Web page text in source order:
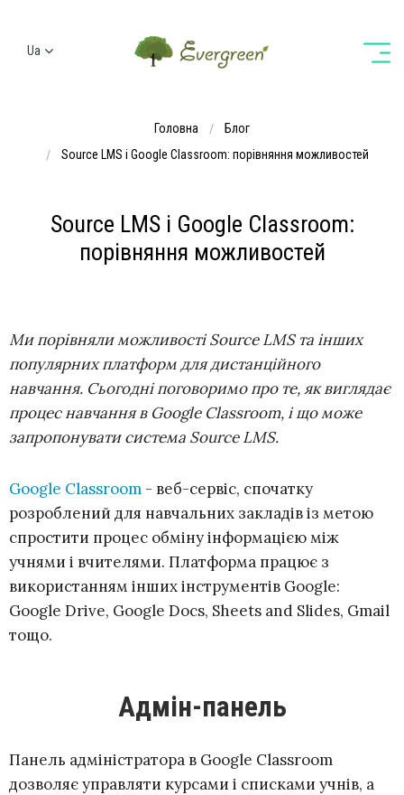
Ua
Головна
Блог
Source LMS і Google Classroom: порівняння можливостей
Source LMS і Google Classroom:
порівняння можливостей
Ми порівняли можливості Source LMS та інших
популярних платформ для дистанційного
навчання. Сьогодні поговоримо про те, як виглядає
процес навчання в Google Classroom, і що може
запропонувати система Source LMS.
Google Classroom - веб-сервіс, спочатку
розроблений для навчальних закладів із метою
спростити процес обміну інформацією між
учнями і вчителями. Платформа працює з
використанням інших інструментів Google:
Google Drive, Google Docs, Sheets and Slides, Gmail
тощо.
Адмін-панель
Панель адміністратора в Google Classroom
дозволяє управляти курсами і списками учнів, а